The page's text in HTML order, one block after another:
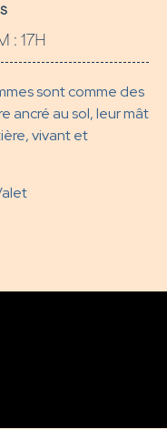
: 17H
sont comme des
ancré au sol, leur mât
vivant et